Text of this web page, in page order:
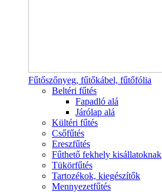
Fűtőszőnyeg, fűtőkábel, fűtőfólia
Beltéri fűtés
Fapadló alá
Járólap alá
Kültéri fűtés
Csőfűtés
Ereszfűtés
Fűthető fekhely kisállatoknak
Tükörfűtés
Tartozékok, kiegészítők
Mennyezetfűtés